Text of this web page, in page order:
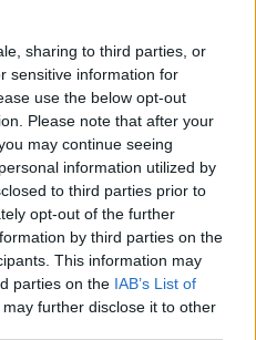
sharing to third parties, or
sensitive information for
use the below opt-out
Please note that after your
may continue seeing
information utilized by
to third parties prior to
opt-out of the further
by third parties on the
This information may
parties on the IAB’s List of
may further disclose it to other